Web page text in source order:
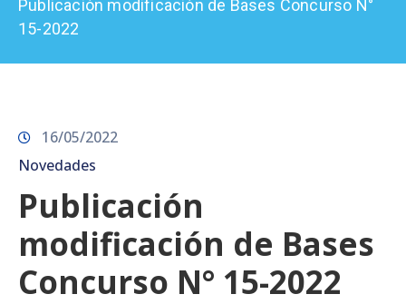
Prensa
Publicación modificación de Bases Concurso N°
15-2022
16/05/2022
Novedades
Publicación
modificación de Bases
Concurso N° 15-2022